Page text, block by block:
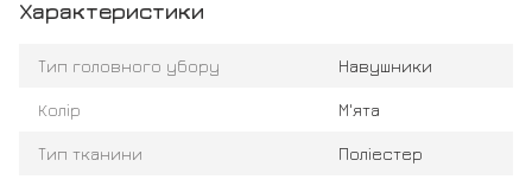
Характеристики
Тип головного убору Навушники
Колір М'ята
Тип тканини Поліестер